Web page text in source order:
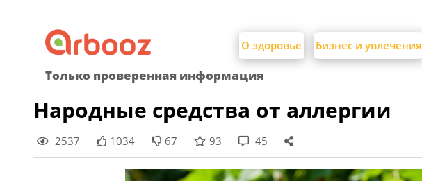
content
О здоровье Бизнес и увлечения
Только проверенная информация
Народные средства от аллергии
2537 1034 67 93 45